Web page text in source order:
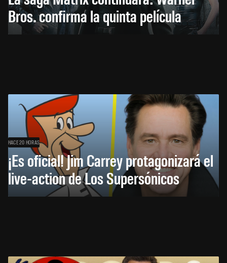
Bros. confirma la quinta película
HACE 20 HORAS
¡Es oficial! Jim Carrey protagonizará el
live-action de Los Supersónicos